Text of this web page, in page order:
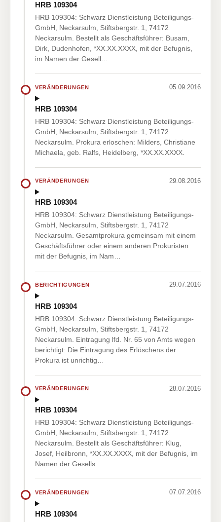
HRB 109304
HRB 109304: Schwarz Dienstleistung Beteiligungs-
GmbH, Neckarsulm, Stiftsbergstr. 1, 74172
Neckarsulm. Bestellt als Geschäftsführer: Busam,
Dirk, Dudenhofen, *XX.XX.XXXX, mit der Befugnis,
im Namen der Gesell…
VERÄNDERUNGEN 05.09.2016
HRB 109304
HRB 109304: Schwarz Dienstleistung Beteiligungs-
GmbH, Neckarsulm, Stiftsbergstr. 1, 74172
Neckarsulm. Prokura erloschen: Milders, Christiane
Michaela, geb. Ralfs, Heidelberg, *XX.XX.XXXX.
VERÄNDERUNGEN 29.08.2016
HRB 109304
HRB 109304: Schwarz Dienstleistung Beteiligungs-
GmbH, Neckarsulm, Stiftsbergstr. 1, 74172
Neckarsulm. Gesamtprokura gemeinsam mit einem
Geschäftsführer oder einem anderen Prokuristen
mit der Befugnis, im Nam…
BERICHTIGUNGEN 29.07.2016
HRB 109304
HRB 109304: Schwarz Dienstleistung Beteiligungs-
GmbH, Neckarsulm, Stiftsbergstr. 1, 74172
Neckarsulm. Eintragung lfd. Nr. 65 von Amts wegen
berichtigt: Die Eintragung des Erlöschens der
Prokura ist unrichtig…
VERÄNDERUNGEN 28.07.2016
HRB 109304
HRB 109304: Schwarz Dienstleistung Beteiligungs-
GmbH, Neckarsulm, Stiftsbergstr. 1, 74172
Neckarsulm. Bestellt als Geschäftsführer: Klug,
Josef, Heilbronn, *XX.XX.XXXX, mit der Befugnis, im
Namen der Gesells…
VERÄNDERUNGEN 07.07.2016
HRB 109304